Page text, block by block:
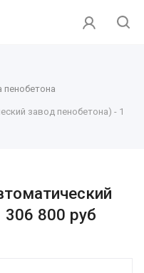
завод пенобетона) - 1
306 800 руб